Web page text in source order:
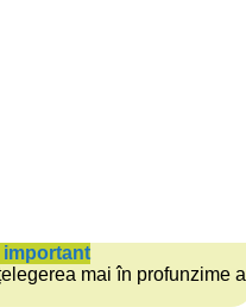
important
mai în profunzime a